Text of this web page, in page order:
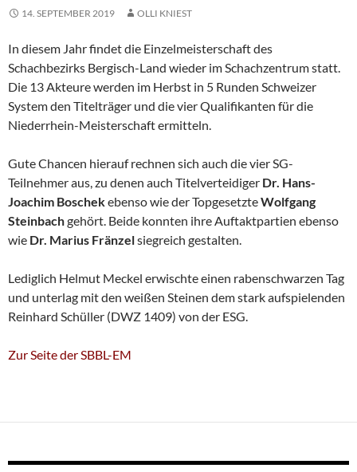
14. SEPTEMBER 2019 OLLI KNIEST
In diesem Jahr findet die Einzelmeisterschaft des
Schachbezirks Bergisch-Land wieder im Schachzentrum statt.
Die 13 Akteure werden im Herbst in 5 Runden Schweizer
System den Titelträger und die vier Qualifikanten für die
Niederrhein-Meisterschaft ermitteln.
Gute Chancen hierauf rechnen sich auch die vier SG-
Teilnehmer aus, zu denen auch Titelverteidiger Dr. Hans-
Joachim Boschekebenso wie der TopgesetzteWolfgang
Steinbachgehört. Beide konnten ihre Auftaktpartien ebenso
wie Dr. Marius Fränzelsiegreich gestalten.
Lediglich Helmut Meckel erwischte einen rabenschwarzen Tag
und unterlag mit den weißen Steinen dem stark aufspielenden
Reinhard Schüller (DWZ 1409) von der ESG.
Zur Seite der SBBL-EM